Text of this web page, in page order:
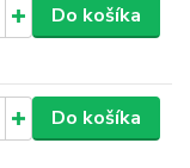
Do košíka
Do košíka